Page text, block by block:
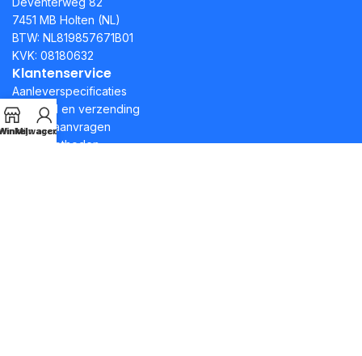
7451 MB Holten (NL)
BTW: NL819857671B01
KVK: 08180632
Klantenservice
Aanleverspecificaties
Levertijd en verzending
Offerte aanvragen
Betaalmethoden
Mijn account